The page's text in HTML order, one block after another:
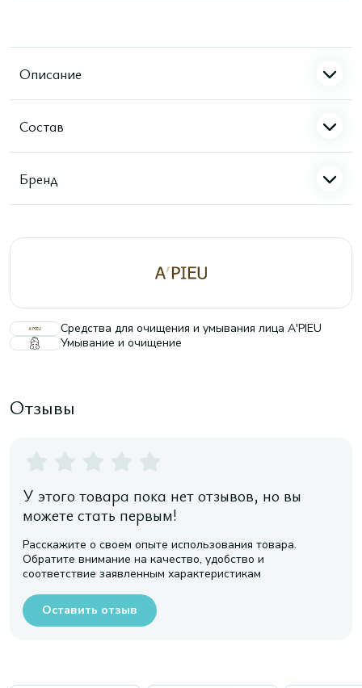
Описание
Состав
Бренд
Средства для очищения и умывания лица A'PIEU
Умывание и очищение
Отзывы
У этого товара пока нет отзывов, но вы
можете стать первым!
Расскажите о своем опыте использования товара.
Обратите внимание на качество, удобство и
соответствие заявленным характеристикам
Оставить отзыв